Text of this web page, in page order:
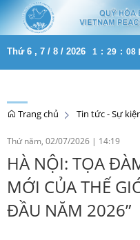
Thứ 6 , 7 / 8 / 2026 1 : 29 : 09
Trang chủ Tin tức - Sự
Thứ năm, 02/07/2026 | 14:19
HÀ NỘI: TỌA
MỚI CỦA THẾ
ĐẦU NĂM 2026”